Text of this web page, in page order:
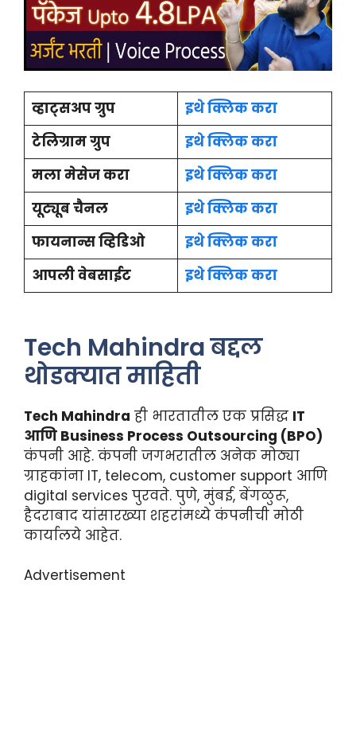
व्हाट्सअप ग्रुप
इथे क्लिक करा
टेलिग्राम ग्रुप
इथे क्लिक करा
मला मेसेज करा
इथे क्लिक करा
यूट्यूब चैनल
इथे क्लिक करा
फायनान्स व्हिडिओ
इथे क्लिक करा
आपली वेबसाईट
इथे क्लिक करा
Tech Mahindra बद्दल
थोडक्यात माहिती
Tech Mahindra ही भारतातील एक प्रसिद्ध IT
आणि Business Process Outsourcing (BPO)
कंपनी आहे. कंपनी जगभरातील अनेक मोठ्या
ग्राहकांना IT, telecom, customer support आणि
digital services पुरवते. पुणे, मुंबई, बेंगळुरू,
हैदराबाद यांसारख्या शहरांमध्ये कंपनीची मोठी
कार्यालये आहेत.
Advertisement